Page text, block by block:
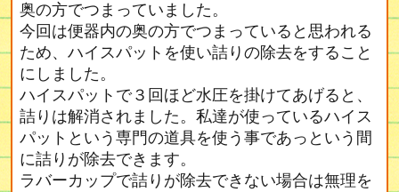
奥の方でつまっていました。
今回は便器内の奥の方でつまっていると思われる
ため、ハイスパットを使い詰りの除去をすること
にしました。
ハイスパットで３回ほど水圧を掛けてあげると、
詰りは解消されました。私達が使っているハイス
パットという専門の道具を使う事であっという間
に詰りが除去できます。
ラバーカップで詰りが除去できない場合は無理を